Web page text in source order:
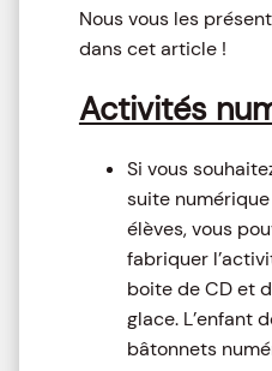
Nous vous les
dans cet article !
Activités
Si vous
suite numérique
élèves, vous
fabriquer
boite de CD et
glace. L’enfant
bâtonnets